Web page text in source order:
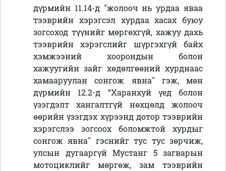
дүрмийн 11.14-д "жолооч нь урдаа яваа
тээврийн хэрэгсэл хурдаа хасах буюу
зогсоход түүнийг мөргөхгүй, хажуу дахь
тээврийн хэрэгслийг шүргэхгүй байх
хэмжээний хоорондын болон
хажуугийн зайг хөдөлгөөний хурднаас
хамааруулан сонгож явна" гэж, мөн
дүрмийн 12.2-д “Харанхуй үед болон
үзэгдэлт хангалтгүй нөхцөлд жолооч
өөрийн үзэгдэх хүрээнд дотор тээврийн
хэрэгслээ зогсоох боломжтой хурдыг
сонгож явна" гэснийг тус тус зөрчиж,
улсын дугааргүй Мустанг 5 загварын
мотоциклийг мөргөж, зам тээврийн